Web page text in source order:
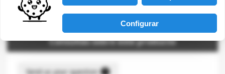
Logic & Skill -Others
Consultas sobre este producto
Send us your question
Configurar